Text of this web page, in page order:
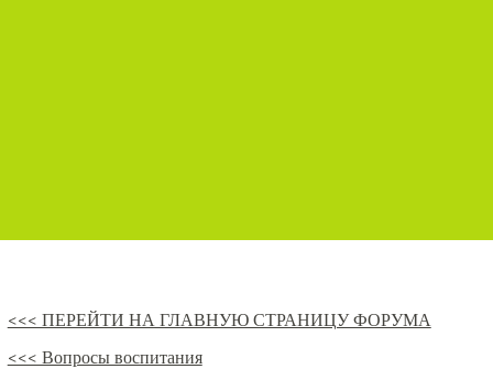
<<< ПЕРЕЙТИ НА ГЛАВНУЮ СТРАНИЦУ ФОРУМА
<<< Вопросы воспитания